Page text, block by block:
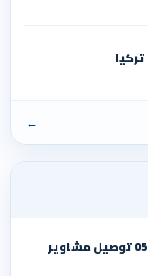
←
دباب نقل عفش جدة 0594014695 توصيل مشاوير